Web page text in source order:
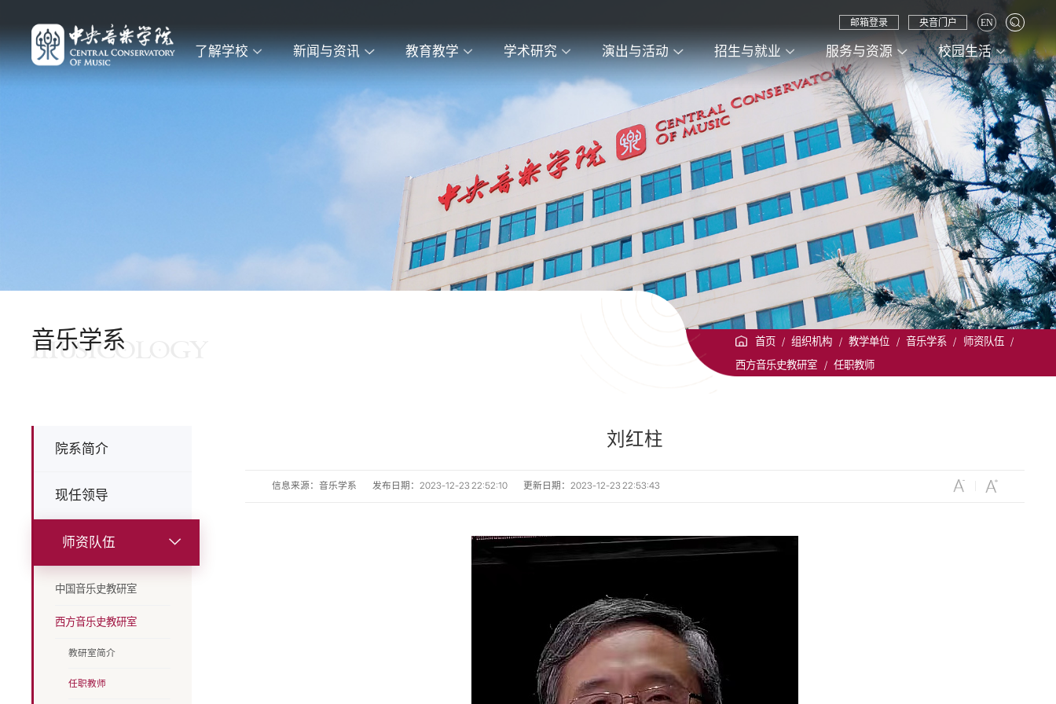
了解学校 新闻与资讯 教育教学 学术研究 演出与活动 招生与就业 服务与资源 校园生活
邮箱登录 央音门户 EN
音乐学系
MUSICOLOGY 首页 / 组织机构 / 教学单位 / 音乐学系 / 师资队伍 /
西方音乐史教研室
/ 任职教师
院系简介
现任领导
师资队伍
中国音乐史教研室
西方音乐史教研室
教研室简介
任职教师
刘红柱
信息来源：音乐学系 发布日期：2023-12-23 22:52:10 更新日期：2023-12-23 22:53:43